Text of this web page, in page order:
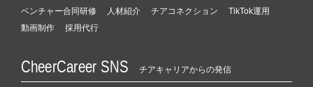
ベンチャー合同研修
人材紹介 チアコネクション
TikTok運用
動画制作
採用代行
CheerCareer SNS チアキャリアからの発信